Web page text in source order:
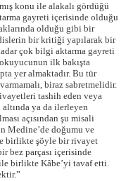
konu ile alakalı gördüğü
gayreti içerisinde olduğu
olduğu gibi bir
bir kritiği yapılarak bir
çok bilgi aktarma gayreti
ilk bakışta
yer almaktadır. Bu tür
biraz sabretmelidir.
tashih eden veya
ya da ilerleyen
açısından şu misali
Medine’de doğumu ve
birlikte şöyle bir rivayet
bez parçası içerisinde
birlikte Kâbe’yi tavaf etti.